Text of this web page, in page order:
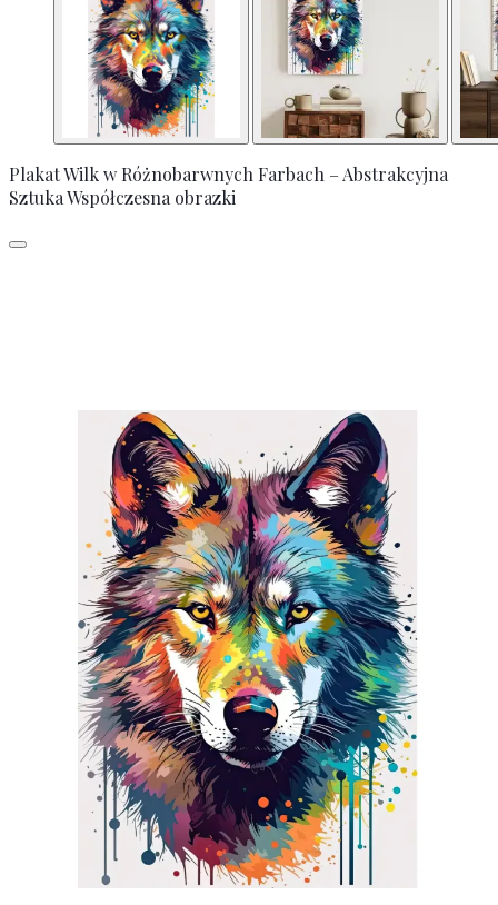
Plakat Wilk w Różnobarwnych Farbach – Abstrakcyjna
Sztuka Współczesna obrazki